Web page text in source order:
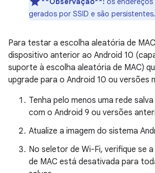
gerados por SSID e são persistentes.
Para testar a escolha aleatória de
dispositivo anterior ao Android 10
suporte à escolha aleatória de MAC)
upgrade para o Android 10 ou versões
Tenha pelo menos uma rede
com o Android 9 ou versões
Atualize a imagem do sistema
No seletor de Wi-Fi, verifique se
de MAC está desativada para